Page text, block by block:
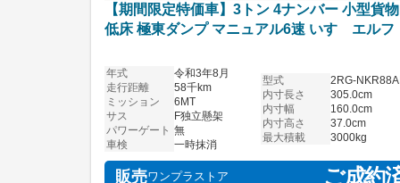
【期間限定特価車】3トン 4ナンバー 小型貨物
低床 極東ダンプ マニュアル6速 いすゞエルフ
年式
令和3年8月
走行距離
58千km
ミッション
6MT
サス
F独立懸架
パワーゲート 無
車検
一時抹消
型式
2RG-
内寸長さ
305.0cm
内寸幅
160.0cm
内寸高さ
37.0cm
最大積載
3000kg
販売ワンプラストア ご成約